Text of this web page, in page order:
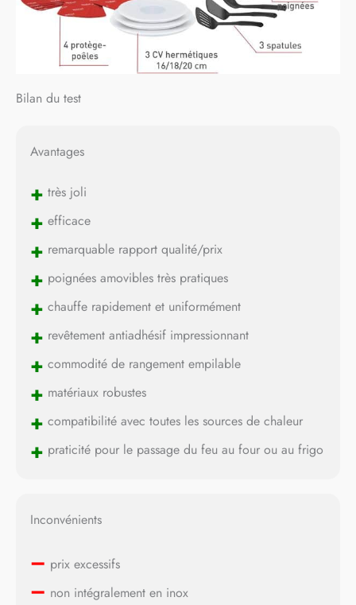
Bilan du test
Avantages
+ très joli
+ efficace
+ remarquable rapport qualité/prix
+ poignées amovibles très pratiques
+ chauffe rapidement et uniformément
+ revêtement antiadhésif impressionnant
+ commodité de rangement empilable
+ matériaux robustes
+ compatibilité avec toutes les sources de chaleur
+ praticité pour le passage du feu au four ou au frigo
Inconvénients
– prix excessifs
– non intégralement en inox